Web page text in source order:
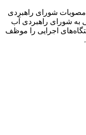
مصوبات شورای راهبردی
به شورای راهبردی آب
اجرایی را موظف